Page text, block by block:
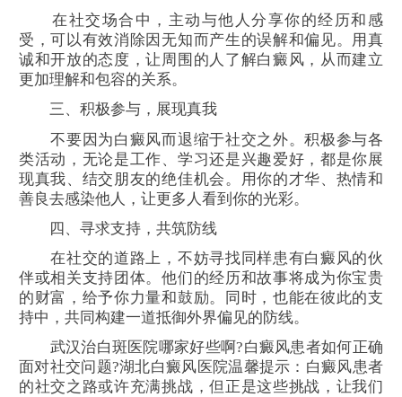
在社交场合中，主动与他人分享你的经历和感
受，可以有效消除因无知而产生的误解和偏见。用真
诚和开放的态度，让周围的人了解白癜风，从而建立
更加理解和包容的关系。
三、积极参与，展现真我
不要因为白癜风而退缩于社交之外。积极参与各
类活动，无论是工作、学习还是兴趣爱好，都是你展
现真我、结交朋友的绝佳机会。用你的才华、热情和
善良去感染他人，让更多人看到你的光彩。
四、寻求支持，共筑防线
在社交的道路上，不妨寻找同样患有白癜风的伙
伴或相关支持团体。他们的经历和故事将成为你宝贵
的财富，给予你力量和鼓励。同时，也能在彼此的支
持中，共同构建一道抵御外界偏见的防线。
武汉治白斑医院哪家好些啊?白癜风患者如何正确
面对社交问题?湖北白癜风医院温馨提示：白癜风患者
的社交之路或许充满挑战，但正是这些挑战，让我们